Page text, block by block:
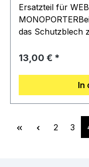
Ersatzteil für
das Schutzblech
Rohraufnahme, 1
Regulärer Preis:
13,00 €
In
Seite
2 Seite
3